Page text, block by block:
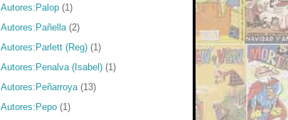
Autores:Palop (1)
Autores:Pañella (2)
Autores:Parlett (Reg) (1)
Autores:Penalva (Isabel) (1)
Autores:Peñarroya (13)
Autores:Pepo (1)